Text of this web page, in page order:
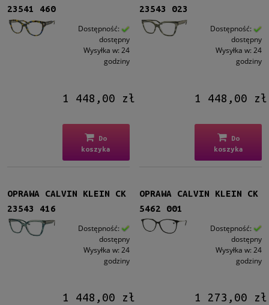
Zielony(1)
Szary(2)
(12)
Średnie(14)
23541 460
Dostępność:
dostępny
Wysyłka w: 24
godziny
1 448,00 zł
Do
koszyka
23543 023
Dostępność:
dostępny
Wysyłka w: 24
godziny
1 448,00 zł
Do
koszyka
OPRAWA CALVIN KLEIN CK
23543 416
Dostępność:
dostępny
Wysyłka w: 24
godziny
1 448,00 zł
OPRAWA CALVIN KLEIN CK
5462 001
Dostępność:
dostępny
Wysyłka w: 24
godziny
1 273,00 zł